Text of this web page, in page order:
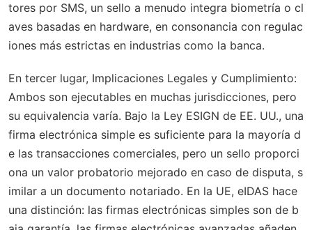
tores por SMS, un sello a menudo integra biometría o cl
aves basadas en hardware, en consonancia con regulac
iones más estrictas en industrias como la banca.
En tercer lugar, Implicaciones Legales y Cumplimiento:
Ambos son ejecutables en muchas jurisdicciones, pero
su equivalencia varía. Bajo la Ley ESIGN de EE. UU., una
firma electrónica simple es suficiente para la mayoría d
e las transacciones comerciales, pero un sello proporci
ona un valor probatorio mejorado en caso de disputa, s
imilar a un documento notariado. En la UE, eIDAS hace
una distinción: las firmas electrónicas simples son de b